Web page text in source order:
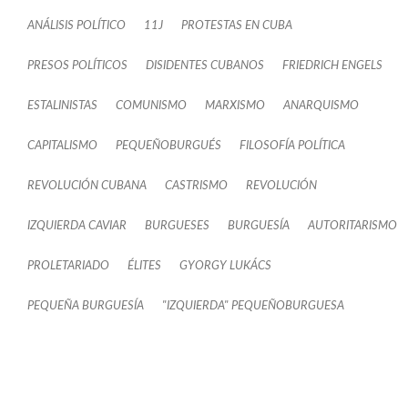
ANÁLISIS POLÍTICO 11J PROTESTAS EN CUBA
PRESOS POLÍTICOS DISIDENTES CUBANOS FRIEDRICH ENGELS
ESTALINISTAS COMUNISMO MARXISMO ANARQUISMO
CAPITALISMO PEQUEÑOBURGUÉS FILOSOFÍA POLÍTICA
REVOLUCIÓN CUBANA CASTRISMO REVOLUCIÓN
IZQUIERDA CAVIAR BURGUESES BURGUESÍA AUTORITARISMO
PROLETARIADO ÉLITES GYORGY LUKÁCS
PEQUEÑA BURGUESÍA "IZQUIERDA" PEQUEÑOBURGUESA